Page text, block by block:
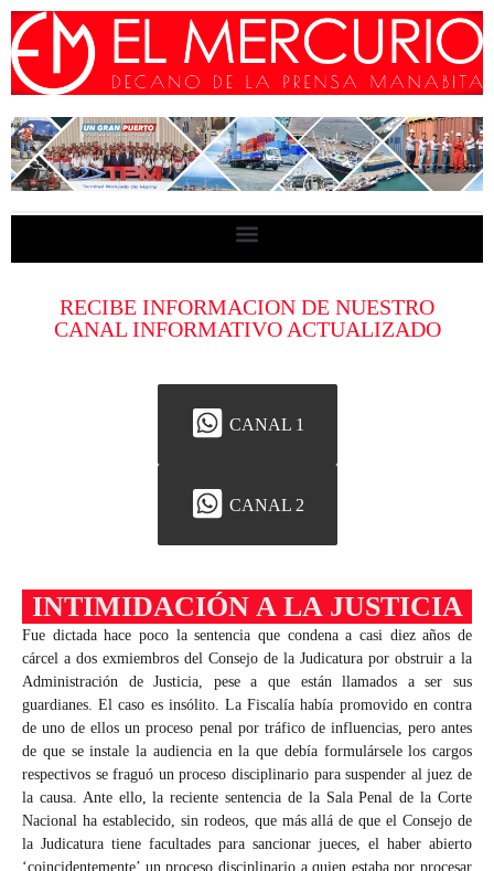
RECIBE INFORMACION DE NUESTRO
CANAL INFORMATIVO ACTUALIZADO
CANAL 1
CANAL 2
INTIMIDACIÓN A LA JUSTICIA
Fue dictada hace poco la sentencia que condena a casi diez años de
cárcel a dos exmiembros del Consejo de la Judicatura por obstruir a la
Administración de Justicia, pese a que están llamados a ser sus
guardianes. El caso es insólito. La Fiscalía había promovido en contra
de uno de ellos un proceso penal por tráfico de influencias, pero antes
de que se instale la audiencia en la que debía formulársele los cargos
respectivos se fraguó un proceso disciplinario para suspender al juez de
la causa. Ante ello, la reciente sentencia de la Sala Penal de la Corte
Nacional ha establecido, sin rodeos, que más allá de que el Consejo de
la Judicatura tiene facultades para sancionar jueces, el haber abierto
‘coincidentemente’ un proceso disciplinario a quien estaba por procesar